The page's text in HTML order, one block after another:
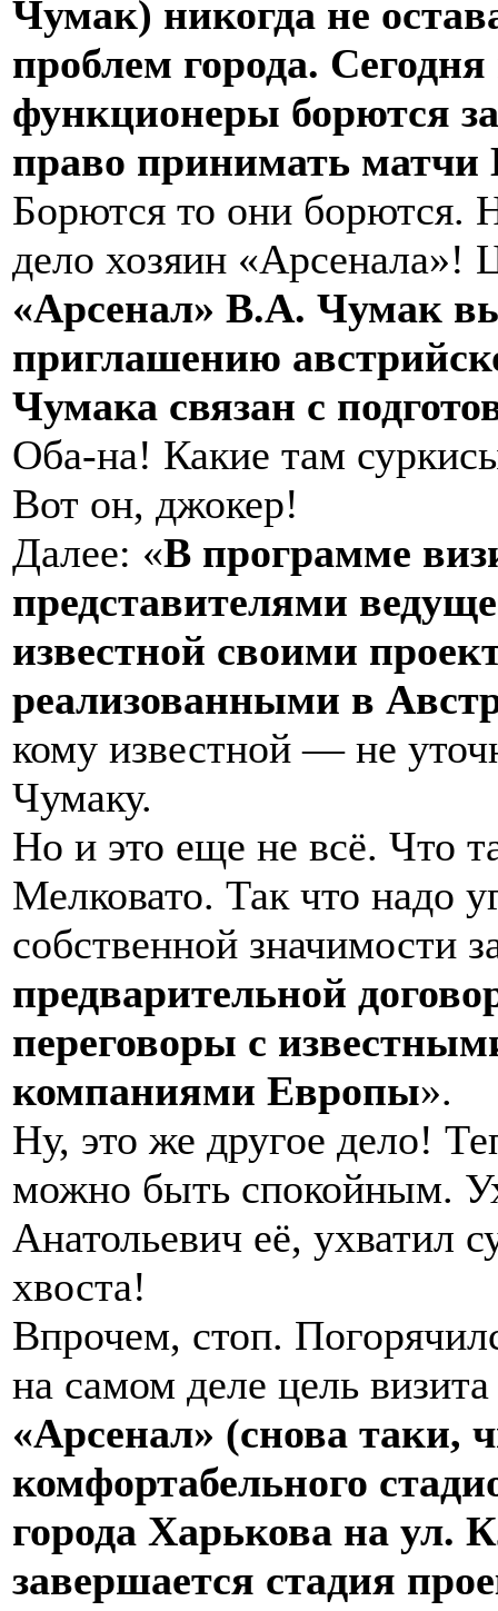
Чумак) никогда не
проблем города.
функционеры борются
право принимать
Борются то они борются.
дело хозяин «Арсенала»!
«Арсенал» В.А. Чумак
приглашению
Чумака связан с
Оба-на! Какие там
Вот он, джокер!
Далее: «В программе
представителями
известной своими
реализованными в
кому известной — не
Чумаку.
Но и это еще не всё. Что
Мелковато. Так что надо
собственной значимости
предварительной
переговоры с
компаниями Европы».
Ну, это же другое дело!
можно быть спокойным.
Анатольевич её, ухватил
хвоста!
Впрочем, стоп.
на самом деле цель
«Арсенал» (снова таки,
комфортабельного
города Харькова на ул.
завершается стадия